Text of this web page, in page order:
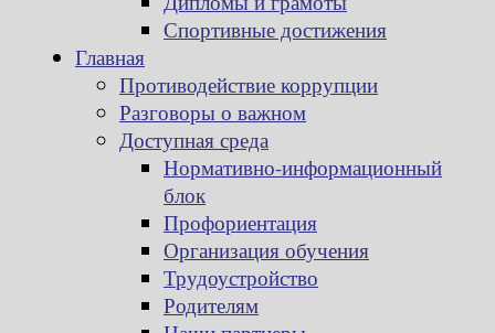
Спортивные достижения
Главная
Противодействие коррупции
Разговоры о важном
Доступная среда
Нормативно-информационный
блок
Профориентация
Организация обучения
Трудоустройство
Родителям